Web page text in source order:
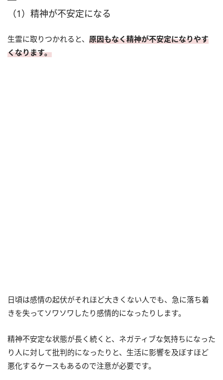
（1）精神が不安定になる
生霊に取りつかれると、 原因もなく精神が不安定になりやす
くなります。
日頃は感情の起伏がそれほど大きくない人でも、急に落ち着
きを失ってソワソワしたり感情的になったりします。
精神不安定な状態が長く続くと、ネガティブな気持ちになった
り人に対して批判的になったりと、生活に影響を及ぼすほど
悪化するケースもあるので注意が必要です。